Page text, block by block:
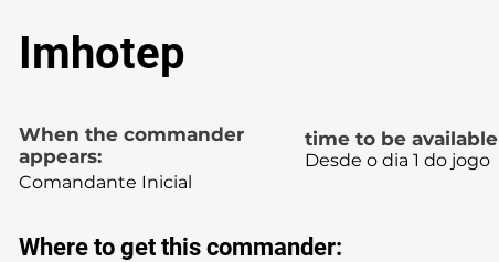
Imhotep
When the commander
appears:
Comandante Inicial
time to be available
Desde o dia 1 do jogo
Where to get this commander: